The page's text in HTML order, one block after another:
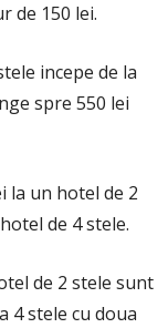
de 150 lei.
incepe de la
spre 550 lei
la un hotel de 2
de 4 stele.
de 2 stele sunt
4 stele cu doua